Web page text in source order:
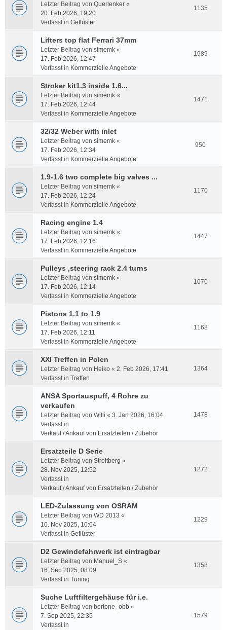
Letzter Beitrag von Querlenker «
20. Feb 2026, 19:20
Verfasst in Geflüster
1135
Lifters top flat Ferrari 37mm
Letzter Beitrag von simemk «
17. Feb 2026, 12:47
Verfasst in Kommerzielle Angebote
1989
Stroker kit1.3 inside 1.6...
Letzter Beitrag von simemk «
17. Feb 2026, 12:44
Verfasst in Kommerzielle Angebote
1471
32/32 Weber with inlet
Letzter Beitrag von simemk «
17. Feb 2026, 12:34
Verfasst in Kommerzielle Angebote
950
1.9-1.6 two complete big valves ...
Letzter Beitrag von simemk «
17. Feb 2026, 12:24
Verfasst in Kommerzielle Angebote
1170
Racing engine 1.4
Letzter Beitrag von simemk «
17. Feb 2026, 12:16
Verfasst in Kommerzielle Angebote
1447
Pulleys ,steering rack 2.4 turns
Letzter Beitrag von simemk «
17. Feb 2026, 12:14
Verfasst in Kommerzielle Angebote
1070
Pistons 1.1 to 1.9
Letzter Beitrag von simemk «
17. Feb 2026, 12:11
Verfasst in Kommerzielle Angebote
1168
XXI Treffen in Polen
Letzter Beitrag von Heiko « 2. Feb 2026, 17:41
Verfasst in Treffen
1364
ANSA Sportauspuff, 4 Rohre zu
verkaufen
Letzter Beitrag von Willi « 3. Jan 2026, 16:04
Verfasst in
Verkauf / Ankauf von Ersatzteilen / Zubehör
1478
Ersatzteile D Serie
Letzter Beitrag von Streitberg «
28. Nov 2025, 12:52
Verfasst in
Verkauf / Ankauf von Ersatzteilen / Zubehör
1272
LED-Zulassung von OSRAM
Letzter Beitrag von WD 2013 «
10. Nov 2025, 10:04
Verfasst in Geflüster
1229
D2 Gewindefahrwerk ist eintragbar
Letzter Beitrag von Manuel_S «
16. Sep 2025, 08:09
Verfasst in Tuning
1358
Suche Luftfiltergehäuse für i.e.
Letzter Beitrag von bertone_obb «
7. Sep 2025, 22:35
Verfasst in
1579